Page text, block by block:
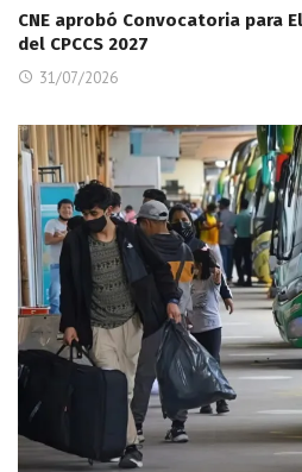
CNE aprobó Convocatoria para
del CPCCS 2027
31/07/2026